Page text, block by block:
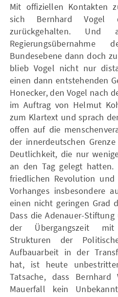
Mit offiziellen Kontakten
sich Bernhard Vogel
zurückgehalten.
Bundesebene dann doch
blieb Vogel nicht nur
einen dann entstehenden
Honecker, den Vogel nach
im Auftrag von Helmut
zum Klartext und sprach
offen auf die
der innerdeutschen
Deutlichkeit, die nur
an den Tag gelegt
friedlichen Revolution
Vorhanges insbesondere
einen nicht geringen Grad
Dass die Adenauer-
der Übergangszeit
Strukturen der
Aufbauarbeit in der
hat, ist heute
Tatsache, dass
Mauerfall kein